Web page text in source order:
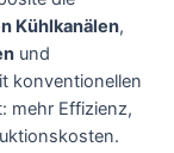
Kühlkanälen,
und
konventionellen
mehr Effizienz,